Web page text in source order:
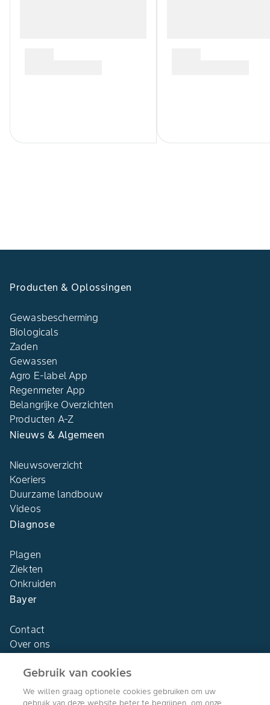
Producten & Oplossingen
Gewasbescherming
Biologicals
Zaden
Gewassen
Agro E-label App
Regenmeter App
Belangrijke Overzichten
Producten A-Z
Nieuws & Algemeen
Nieuwsoverzicht
Koeriers
Duurzame landbouw
Videos
Diagnose
Plagen
Ziekten
Onkruiden
Bayer
Contact
Over ons
Gebruik van cookies
We willen graag optionele cookies gebruiken om uw
gebruik van deze website beter te begrijpen, om onze